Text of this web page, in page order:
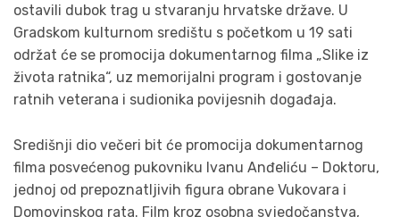
ostavili dubok trag u stvaranju hrvatske države. U
Gradskom kulturnom središtu s početkom u 19 sati
održat će se promocija dokumentarnog filma „Slike iz
života ratnika“, uz memorijalni program i gostovanje
ratnih veterana i sudionika povijesnih događaja.
Središnji dio večeri bit će promocija dokumentarnog
filma posvećenog pukovniku Ivanu Anđeliću – Doktoru,
jednoj od prepoznatljivih figura obrane Vukovara i
Domovinskog rata. Film kroz osobna svjedočanstva,